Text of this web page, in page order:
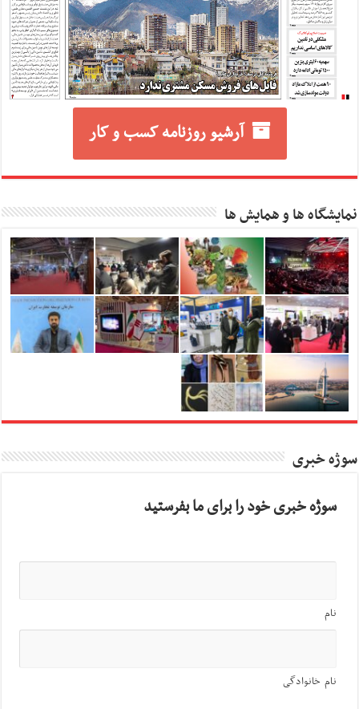
آرشیو روزنامه کسب و کار
نمایشگاه ها و همایش ها
سوژه خبری
سوژه خبری خود را برای ما بفرستید
نام
نام خانوادگی